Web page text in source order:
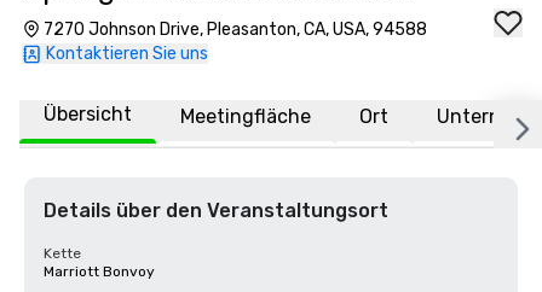
7270 Johnson Drive, Pleasanton, CA, USA, 94588
Kontaktieren Sie uns
Übersicht Meetingfläche Ort
Details über den Veranstaltungsort
Kette
Marriott Bonvoy